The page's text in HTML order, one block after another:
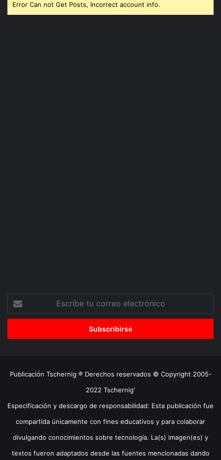
Error Can not Get Posts, Incorrect account info.
correo
Publicación Tschernig ® Derechos reservados © Copyright 2005-
2022 Tschernig'
Especificación y descargo de responsabilidad: Esta publicación fue
compartida únicamente con fines educativos y para colaborar
divulgando conocimientos sobre tecnología. La(s) imagen(es) y
textos fueron adaptados desde las fuentes mencionadas dando